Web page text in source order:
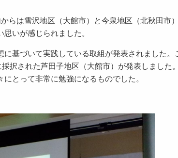
は雪沢地区（大館市）と今泉地区（北秋田市）
いが感じられました。
基づいて実践している取組が発表されました。
択された芦田子地区（大館市）が発表しました
とって非常に勉強になるものでした。